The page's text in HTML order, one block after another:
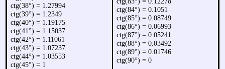
ctg(38°) = 1.27994
ctg(39°) = 1.2349
ctg(40°) = 1.19175
ctg(41°) = 1.15037
ctg(42°) = 1.11061
ctg(43°) = 1.07237
ctg(44°) = 1.03553
ctg(45°) = 1
ctg(84°) = 0.1051
ctg(85°) = 0.08749
ctg(86°) = 0.06993
ctg(87°) = 0.05241
ctg(88°) = 0.03492
ctg(89°) = 0.01746
ctg(90°) = 0